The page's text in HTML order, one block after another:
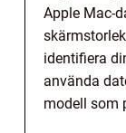
Apple Mac-
identifiera
använda
modell som